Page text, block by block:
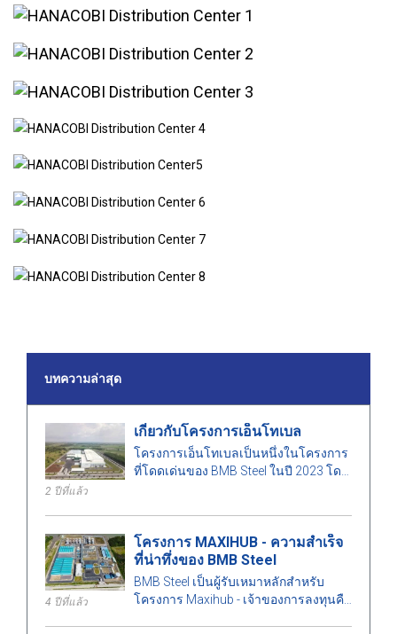
บทความล่าสุด
2 ปีที่แล้ว
เกี่ยวกับโครงการเอ็นโทเบล
โครงการเอ็นโทเบลเป็นหนึ่งในโครงการ
ที่โดดเด่นของ BMB Steel ในปี 2023 โดย
4 ปีที่แล้ว
โครงการ MAXIHUB - ความสำเร็จ
ที่น่าทึ่งของ BMB Steel
BMB Steel เป็นผู้รับเหมาหลักสำหรับ
โครงการ Maxihub - เจ้าของการลงทุนคือ